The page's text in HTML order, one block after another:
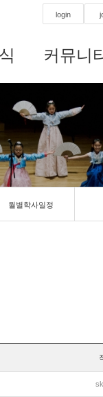
login
커뮤니티
월별학사일정